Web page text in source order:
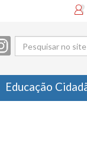
de busca
Educação